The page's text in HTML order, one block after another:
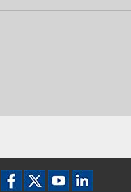
Ikon Facebook
Ikon XIkon YouTube
Ikon LinkedIn